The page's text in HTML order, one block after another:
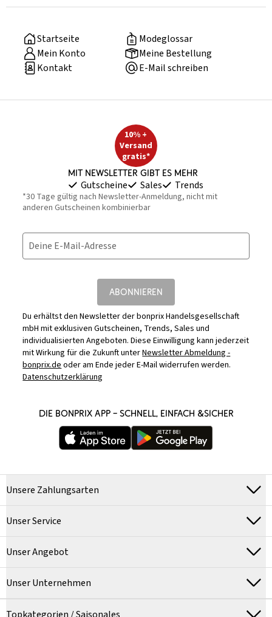
Startseite
Modeglossar
Mein Konto
Meine Bestellung
Kontakt
E-Mail schreiben
10% +
Versand
gratis*
Mit Newsletter gibt es mehr
Gutscheine Sales Trends
*30 Tage gültig nach Newsletter-Anmeldung, nicht mit
anderen Gutscheinen kombinierbar
Deine E-Mail-Adresse
ABONNIEREN
Du erhältst den Newsletter der bonprix Handelsgesellschaft
mbH mit exklusiven Gutscheinen, Trends, Sales und
individualisierten Angeboten. Diese Einwilligung kann jederzeit
mit Wirkung für die Zukunft unterNewsletter Abmeldung -
bonprix.deoder am Ende jeder E-Mail widerrufen werden.
Datenschutzerklärung
DIE BONPRIX APP – SCHNELL, EINFACH &SICHER
Unsere Zahlungsarten
Unser Service
Unser Angebot
Unser Unternehmen